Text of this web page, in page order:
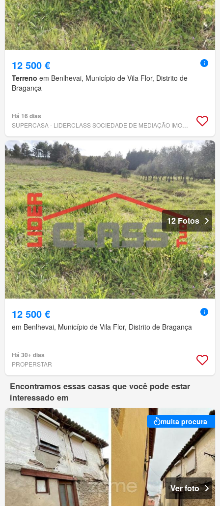
12 500 €
Terreno em Benlhevai, Município de Vila Flor, Distrito de
Bragança
Há 16 dias
12 Fotos
12 500 €
em Benlhevai, Município de Vila Flor, Distrito de Bragança
Há 30+ dias
PROPERSTAR
Encontramos essas casas que você pode estar
interessado em
muita procura
Ver foto